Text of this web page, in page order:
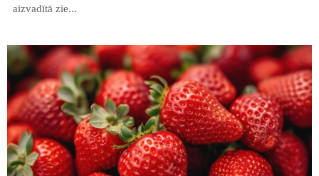
aizvadītā zie...